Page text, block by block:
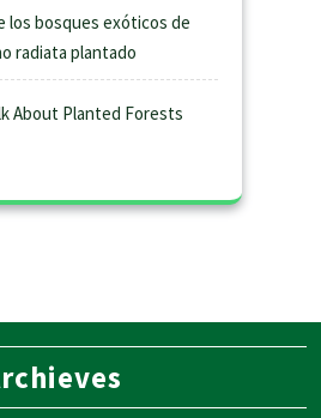
los bosques exóticos de
radiata plantado
About Planted Forests